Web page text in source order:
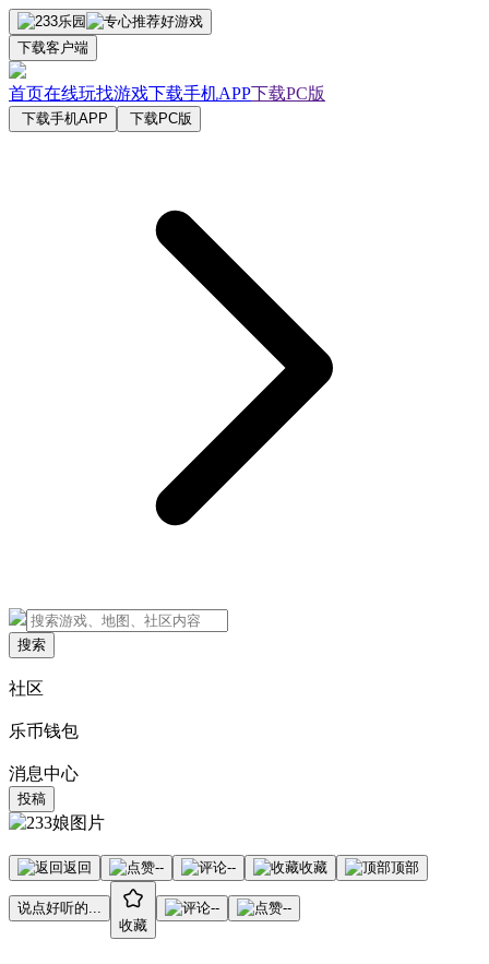
下载客户端
首页在线玩找游戏下载手机APP下载PC版
下载手机APP 下载PC版
搜索
社区
乐币钱包
消息中心
投稿
返回 -- -- 收藏 顶部
说点好听的...
收藏
-- --